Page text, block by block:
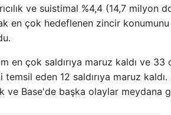
ve suistimal %4,4 (14,7
en çok hedeflenen zincir
en çok saldırıya maruz kaldı ve
temsil eden 12 saldırıya maruz
ve Base'de başka olaylar meydana